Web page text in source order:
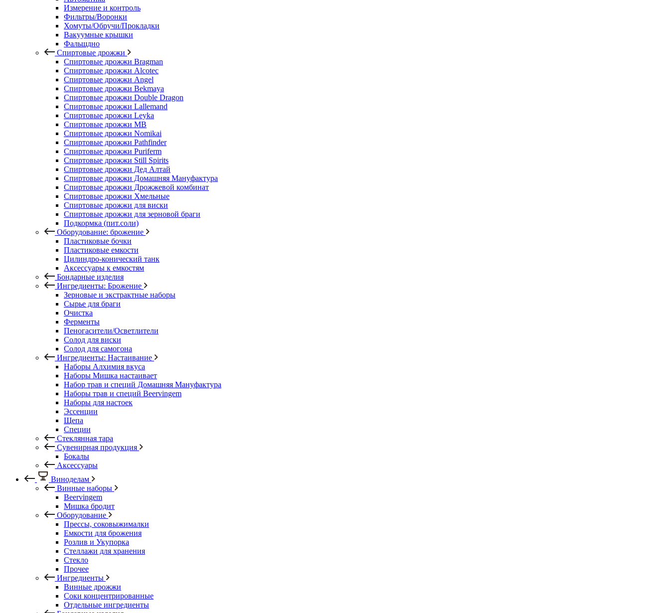
Измерение и контроль
Фильтры/Воронки
Хомуты/Обручи/Прокладки
Вакуумные крышки
Фальшдно
Спиртовые дрожжи
Спиртовые дрожжи Bragman
Спиртовые дрожжи Alcotec
Спиртовые дрожжи Angel
Спиртовые дрожжи Bekmaya
Спиртовые дрожжи Double Dragon
Спиртовые дрожжи Lallemand
Спиртовые дрожжи Leyka
Спиртовые дрожжи MB
Спиртовые дрожжи Nomikai
Спиртовые дрожжи Pathfinder
Спиртовые дрожжи Puriferm
Спиртовые дрожжи Still Spirits
Спиртовые дрожжи Дед Алтай
Спиртовые дрожжи Домашняя Мануфактура
Спиртовые дрожжи Дрожжевой комбинат
Спиртовые дрожжи Хмельные
Спиртовые дрожжи для виски
Спиртовые дрожжи для зерновой браги
Подкормка (пит.соли)
Оборудование: брожение
Пластиковые бочки
Пластиковые емкости
Цилиндро-конический танк
Аксессуары к емкостям
Бондарные изделия
Ингредиенты: Брожение
Зерновые и экстрактные наборы
Сырье для браги
Очистка
Ферменты
Пеногасители/Осветлители
Солод для виски
Солод для самогона
Ингредиенты: Настаивание
Наборы Алхимия вкуса
Наборы Мишка настаивает
Набор трав и специй Домашняя Мануфактура
Наборы трав и специй Beervingem
Наборы для настоек
Эссенции
Щепа
Специи
Стеклянная тара
Сувенирная продукция
Бокалы
Аксессуары
Виноделам
Винные наборы
Beervingem
Мишка бродит
Оборудование
Прессы, соковыжималки
Емкости для брожения
Розлив и Укупорка
Стеллажи для хранения
Стекло
Прочее
Ингредиенты
Винные дрожжи
Соки концентрированные
Отдельные ингредиенты